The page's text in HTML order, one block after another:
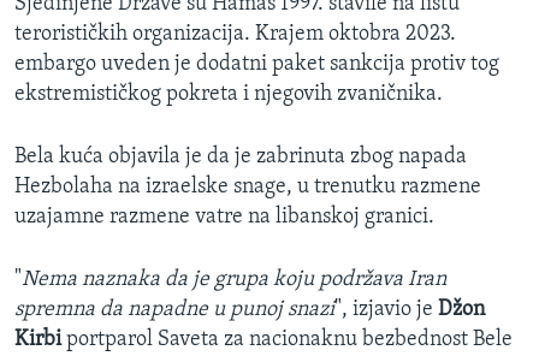
terorističkih organizacija. Krajem oktobra 2023.
embargo uveden je dodatni paket sankcija protiv tog
ekstremističkog pokreta i njegovih zvaničnika.
Bela kuća objavila je da je zabrinuta zbog napada
Hezbolaha na izraelske snage, u trenutku razmene
uzajamne razmene vatre na libanskoj granici.
"Nema naznaka da je grupa koju podržava Iran
spremna da napadne u punoj snazi", izjavio je Džon
Kirbiportparol Saveta za nacionaknu bezbednost Bele